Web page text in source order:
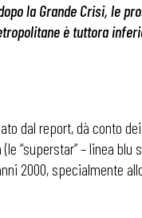
Bollettini ADAPT
Articoli
la Grande Crisi, le
è tuttora
dal report, dà conto dei
“superstar” – linea
2000, specialmente